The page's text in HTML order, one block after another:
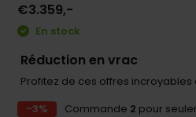
€3.359,-
En stock
Réduction en vrac
Profitez de ces offres
-3%
Commande 2 pour